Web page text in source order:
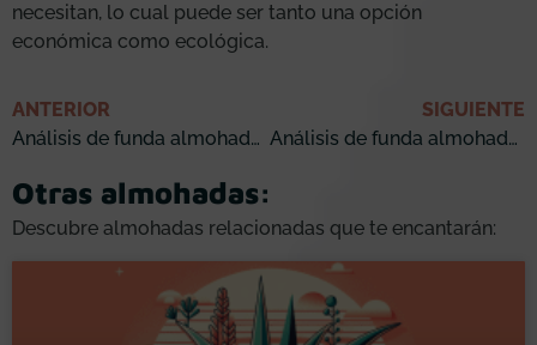
necesitan, lo cual puede ser tanto una opción
económica como ecológica.
ANTERIOR
Análisis de funda almohada satén o seda: ¡Cómprala ahora!
SIGUIENTE
Análisis de funda almohada tencel: ¡Cómprala ahora!
Otras almohadas:
Descubre almohadas relacionadas que te encantarán: